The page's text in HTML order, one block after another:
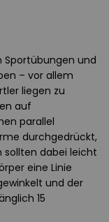
Sportübungen und
– vor allem
liegen zu
auf
parallel
durchgedrückt,
sollten dabei leicht
eine Linie
und der
15